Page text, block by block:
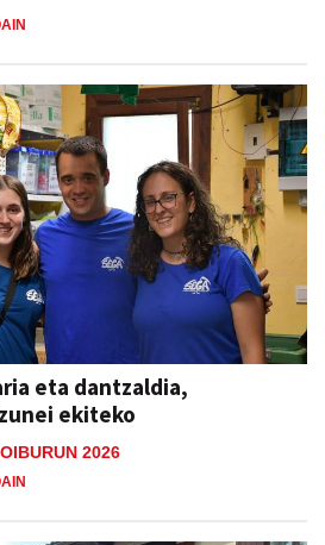
eta dantzaldia,
ekiteko
2026